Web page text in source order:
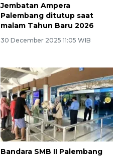
Jembatan Ampera
Palembang ditutup saat
malam Tahun Baru 2026
30 December 2025 11:05 WIB
Bandara SMB II Palembang